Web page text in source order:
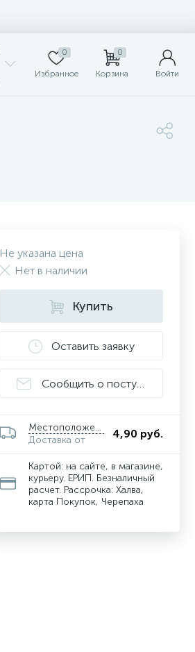
0
Избранное
0
Корзина Войти
Не указана цена
Нет в наличии
Купить
Оставить заявку
Сообщить о поступлении
Местоположение
Доставка от
4,90 руб.
Картой: на сайте, в магазине,
курьеру. ЕРИП. Безналичный
расчет. Рассрочка: Халва,
карта Покупок, Черепаха